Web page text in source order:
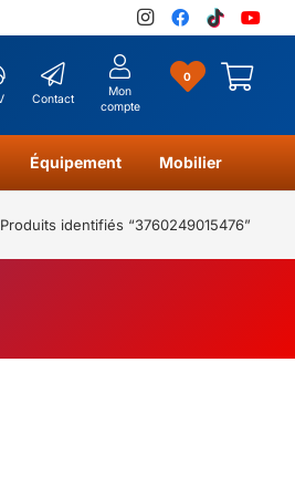
Contact
Mon
compte
0
Équipement Mobilier
Produits identifiés “3760249015476”